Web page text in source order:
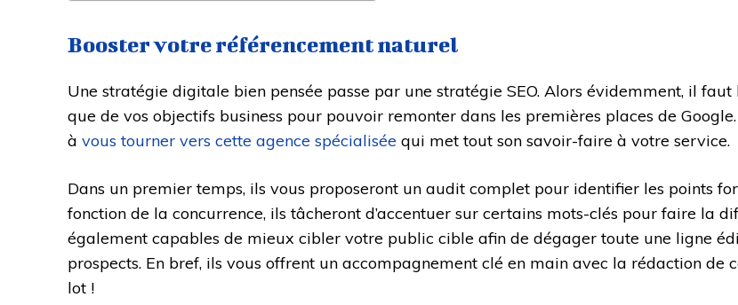
Booster votre référencement naturel
Une stratégie digitale bien pensée passe par une stratégie SEO. Alors évidemment, il
que de vos objectifs business pour pouvoir remonter dans les premières places de
à vous tourner vers cette agence spécialisée qui met tout son savoir-faire à votre service.
Dans un premier temps, ils vous proposeront un audit complet pour identifier les points
fonction de la concurrence, ils tâcheront d’accentuer sur certains mots-clés pour faire la
également capables de mieux cibler votre public cible afin de dégager toute une ligne
prospects. En bref, ils vous offrent un accompagnement clé en main avec la rédaction
lot !